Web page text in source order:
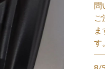
問
ご
ま
す。